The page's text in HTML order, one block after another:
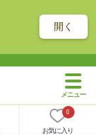
開く
0
お気に入り